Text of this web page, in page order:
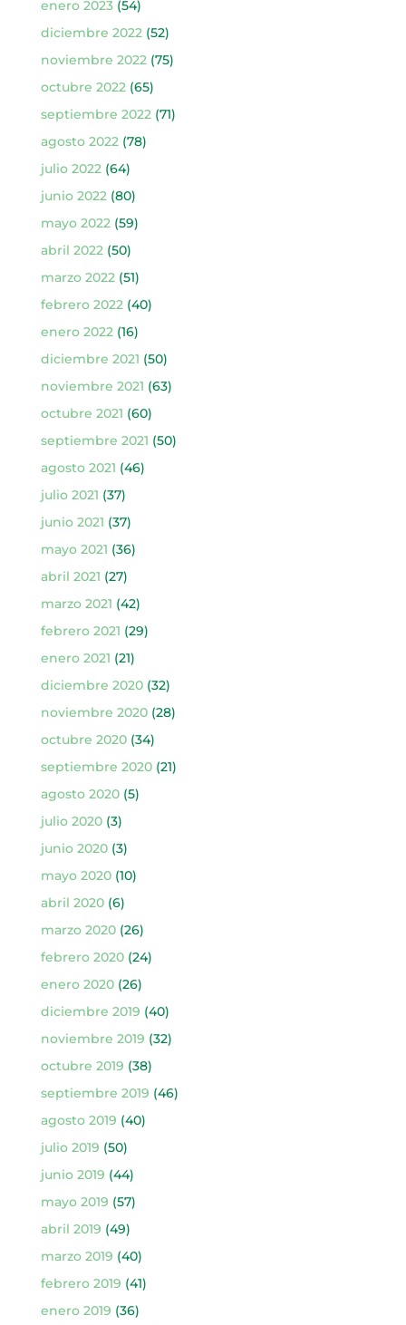
enero 2023(54)
diciembre 2022 (52)
noviembre 2022 (75)
octubre 2022 (65)
septiembre 2022 (71)
agosto 2022 (78)
julio 2022 (64)
junio 2022 (80)
mayo 2022 (59)
abril 2022 (50)
marzo 2022 (51)
febrero 2022 (40)
enero 2022 (16)
diciembre 2021 (50)
noviembre 2021 (63)
octubre 2021 (60)
septiembre 2021 (50)
agosto 2021 (46)
julio 2021 (37)
junio 2021 (37)
mayo 2021 (36)
abril 2021 (27)
marzo 2021 (42)
febrero 2021 (29)
enero 2021 (21)
diciembre 2020(32)
noviembre 2020(28)
octubre 2020(34)
septiembre 2020(21)
agosto 2020(5)
julio 2020(3)
junio 2020(3)
mayo 2020(10)
abril 2020(6)
marzo 2020(26)
febrero 2020(24)
enero 2020(26)
diciembre 2019 (40)
noviembre 2019 (32)
octubre 2019 (38)
septiembre 2019 (46)
agosto 2019 (40)
julio 2019 (50)
junio 2019 (44)
mayo 2019 (57)
abril 2019 (49)
marzo 2019 (40)
febrero 2019 (41)
enero 2019 (36)